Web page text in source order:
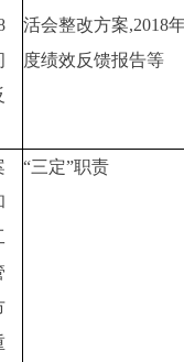
活会整改方案,2018
度绩效反馈报告等
“三定”职责